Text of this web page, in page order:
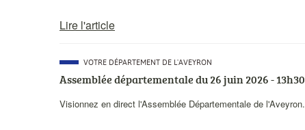
Lire l'article
CATÉGORIE
PRINCIPALE
VOTRE DÉPARTEMENT DE L'AVEYRON
Assemblée départementale du 26 juin 2026 - 13h30
courte
Visionnez en direct l'Assemblée Départementale de l'Aveyron.